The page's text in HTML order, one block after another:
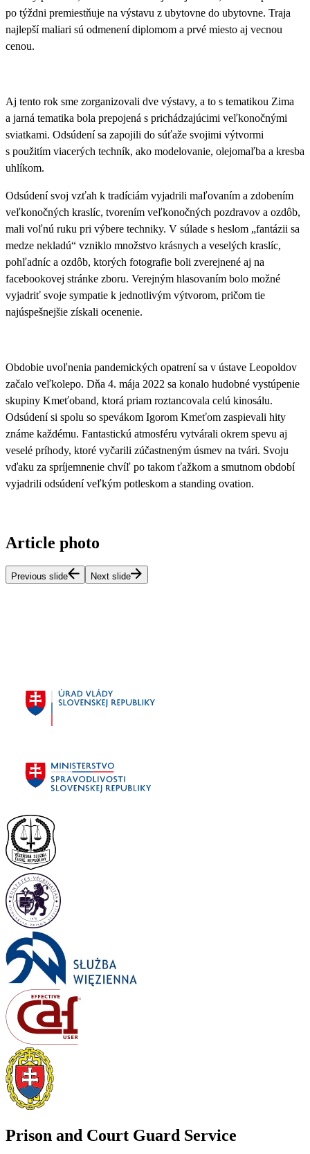
po týždni premiestňuje na výstavu z ubytovne do ubytovne. Traja
najlepší maliari sú odmenení diplomom a prvé miesto aj vecnou
cenou.
Aj tento rok sme zorganizovali dve výstavy, a to s tematikou Zima
a jarná tematika bola prepojená s prichádzajúcimi veľkonočnými
sviatkami. Odsúdení sa zapojili do súťaže svojimi výtvormi
s použitím viacerých techník, ako modelovanie, olejomaľba a kresba
uhlíkom.
Odsúdení svoj vzťah k tradíciám vyjadrili maľovaním a zdobením
veľkonočných kraslíc, tvorením veľkonočných pozdravov a ozdôb,
mali voľnú ruku pri výbere techniky. V súlade s heslom „fantázii sa
medze nekladú“ vzniklo množstvo krásnych a veselých kraslíc,
pohľadníc a ozdôb, ktorých fotografie boli zverejnené aj na
facebookovej stránke zboru. Verejným hlasovaním bolo možné
vyjadriť svoje sympatie k jednotlivým výtvorom, pričom tie
najúspešnejšie získali ocenenie.
Obdobie uvoľnenia pandemických opatrení sa v ústave Leopoldov
začalo veľkolepo. Dňa 4. mája 2022 sa konalo hudobné vystúpenie
skupiny Kmeťoband, ktorá priam roztancovala celú kinosálu.
Odsúdení si spolu so spevákom Igorom Kmeťom zaspievali hity
známe každému. Fantastickú atmosféru vytvárali okrem spevu aj
veselé príhody, ktoré vyčarili zúčastneným úsmev na tvári. Svoju
vďaku za spríjemnenie chvíľ po takom ťažkom a smutnom období
vyjadrili odsúdení veľkým potleskom a standing ovation.
Article photo
Previous slide Next slide
Prison and Court Guard Service